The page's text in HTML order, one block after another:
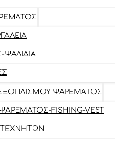
ΨΑΛΊΔΙΑ
ΨΑΡΈΜΑΤΟΣ
FISHING-VEST